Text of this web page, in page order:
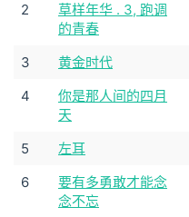
2
草样年华 . 3, 跑调
的青春
3 黄金时代
4
你是那人间的四月
天
5 左耳
6
要有多勇敢才能念
念不忘